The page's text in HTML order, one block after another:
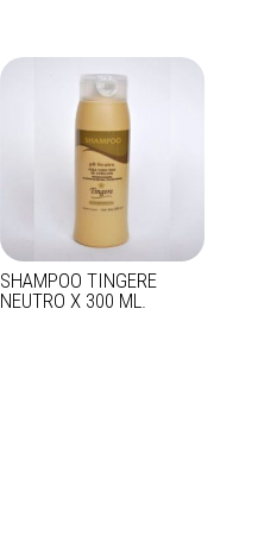
SHAMPOO TINGERE
NEUTRO X 300 ML.